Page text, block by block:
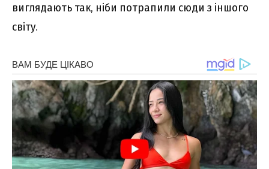
виглядають так, ніби потрапили сюди з іншого
світу.